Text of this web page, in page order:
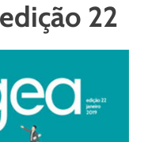
22